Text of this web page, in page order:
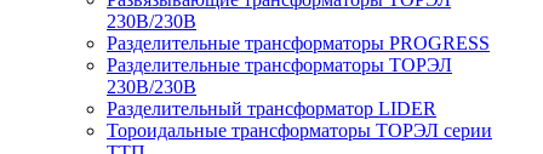
230В/230В
Разделительные трансформаторы PROGRESS
Разделительные трансформаторы ТОРЭЛ
230В/230В
Разделительный трансформатор LIDER
Тороидальные трансформаторы ТОРЭЛ серии